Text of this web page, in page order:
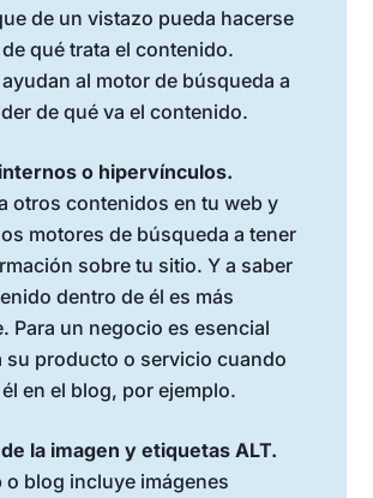
de un vistazo pueda hacerse
qué trata el contenido.
al motor de búsqueda a
de qué va el contenido.
o hipervínculos.
otros contenidos en tu web y
motores de búsqueda a tener
sobre tu sitio. Y a saber
dentro de él es más
Para un negocio es esencial
su producto o servicio cuando
en el blog, por ejemplo.
la imagen y etiquetas ALT.
o blog incluye imágenes